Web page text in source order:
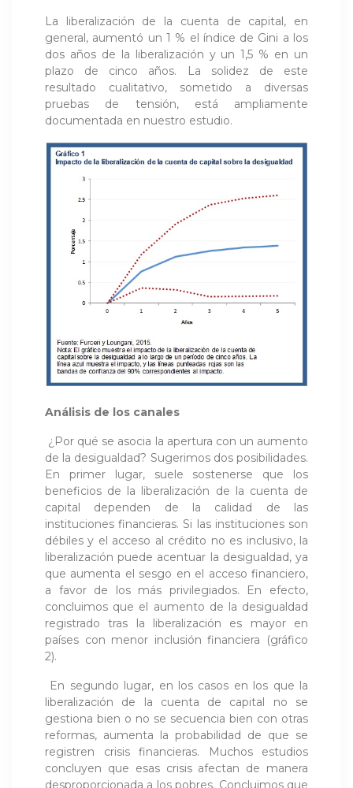
La liberalización de la cuenta de capital, en
general, aumentó un 1 % el índice de Gini a los
dos años de la liberalización y un 1,5 % en un
plazo de cinco años. La solidez de este
resultado cualitativo, sometido a diversas
pruebas de tensión, está ampliamente
documentada en nuestro estudio.
Análisis de los canales
¿Por qué se asocia la apertura con un aumento
de la desigualdad? Sugerimos dos posibilidades.
En primer lugar, suele sostenerse que los
beneficios de la liberalización de la cuenta de
capital dependen de la calidad de las
instituciones financieras. Si las instituciones son
débiles y el acceso al crédito no es inclusivo, la
liberalización puede acentuar la desigualdad, ya
que aumenta el sesgo en el acceso financiero,
a favor de los más privilegiados. En efecto,
concluimos que el aumento de la desigualdad
registrado tras la liberalización es mayor en
países con menor inclusión financiera (gráfico
2).
En segundo lugar, en los casos en los que la
liberalización de la cuenta de capital no se
gestiona bien o no se secuencia bien con otras
reformas, aumenta la probabilidad de que se
registren crisis financieras. Muchos estudios
concluyen que esas crisis afectan de manera
desproporcionada a los pobres. Concluimos que